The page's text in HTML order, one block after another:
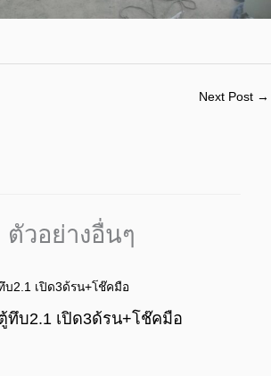
Next Post →
ตัวอย่างอื่นๆ
ทึบ2.1 เปิด3ด้รน+โช๊คมือ